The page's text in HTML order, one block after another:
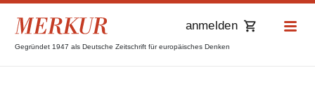
Gegründet 1947 als Deutsche Zeitschrift für europäisches Denken
anmelden